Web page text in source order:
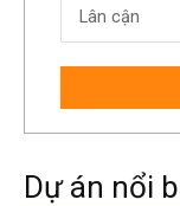
Dự án nổi